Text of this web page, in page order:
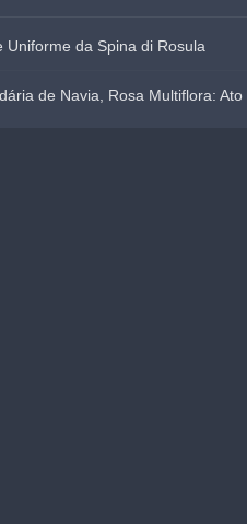
Uniforme da Spina di Rosula
de Navia, Rosa Multiflora: